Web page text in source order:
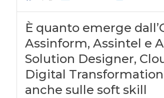
È quanto emerge
Assinform, Assintel e
Solution Designer,
Digital
anche sulle soft skill